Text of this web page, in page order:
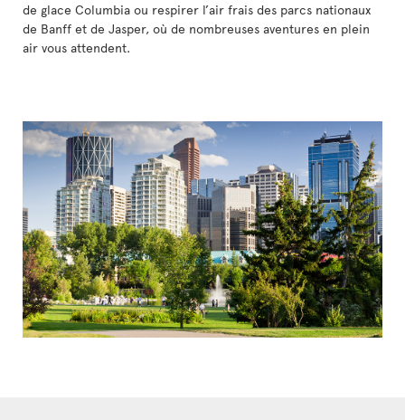
de glace Columbia ou respirer l’air frais des parcs nationaux
de Banff et de Jasper, où de nombreuses aventures en plein
air vous attendent.